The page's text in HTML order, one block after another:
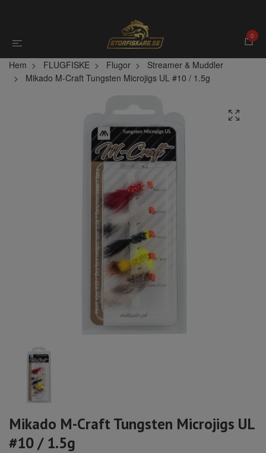
0
Hem FLUGFISKE Flugor
Streamer & Muddler
Mikado M-Craft Tungsten Microjigs UL #10 / 1.5g
Mikado M-Craft Tungsten Microjigs UL
#10 / 1.5g